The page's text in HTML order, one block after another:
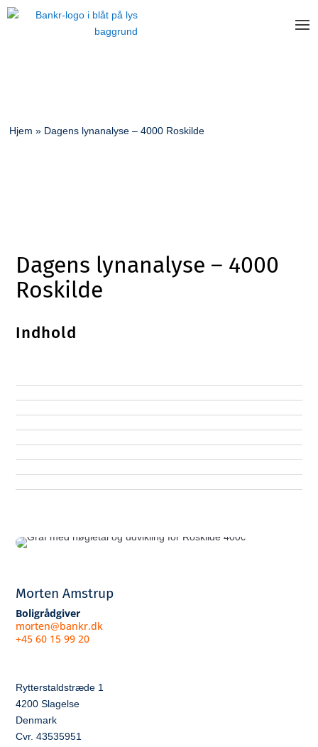
Hjem » Dagens lynanalyse – 4000 Roskilde
Dagens lynanalyse – 4000
Roskilde
Indhold
Morten Amstrup
Boligrådgiver
morten@bankr.dk
+45 60 15 99 20
Rytterstaldstræde 1
4200 Slagelse
Denmark
Cvr. 43535951